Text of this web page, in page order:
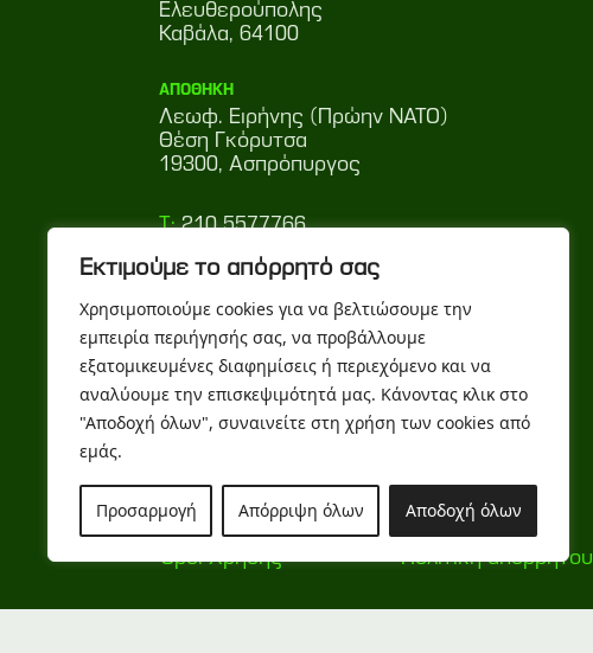
Εκτιμούμε το απόρρητό σας
Χρησιμοποιούμε cookies για να βελτιώσουμε την
εμπειρία περιήγησής σας, να προβάλλουμε
εξατομικευμένες διαφημίσεις ή περιεχόμενο και να
αναλύουμε την επισκεψιμότητά μας. Κάνοντας κλικ στο
"Αποδοχή όλων", συναινείτε στη χρήση των cookies από
εμάς.
Προσαρμογή Απόρριψη όλων Αποδοχή όλων
Ελευθερούπολης
Καβάλα, 64100
ΑΠΟΘΗΚΗ
Λεωφ. Ειρήνης (Πρώην ΝΑΤΟ)
Θέση Γκόρυτσα
19300, Ασπρόπυργος
T: 210 5577766
E:
info@greenpallet.gr
Ακολουθήστε μας
Όροι Χρήσης Πολιτική απορρήτου